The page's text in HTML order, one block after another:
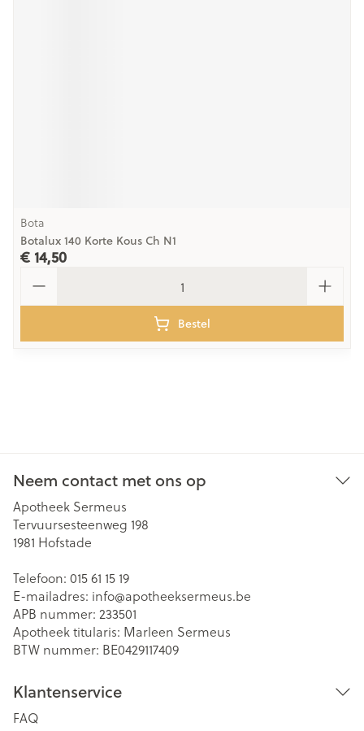
Bota
Botalux 140 Korte Kous Ch N1
€ 14,50
Bestel
Neem contact met ons op
Apotheek Sermeus
Tervuursesteenweg 198
1981 Hofstade
Telefoon: 015 61 15 19
E-mailadres: info@apotheeksermeus.be
APB nummer: 233501
Apotheek titularis: Marleen Sermeus
BTW nummer: BE0429117409
Klantenservice
FAQ